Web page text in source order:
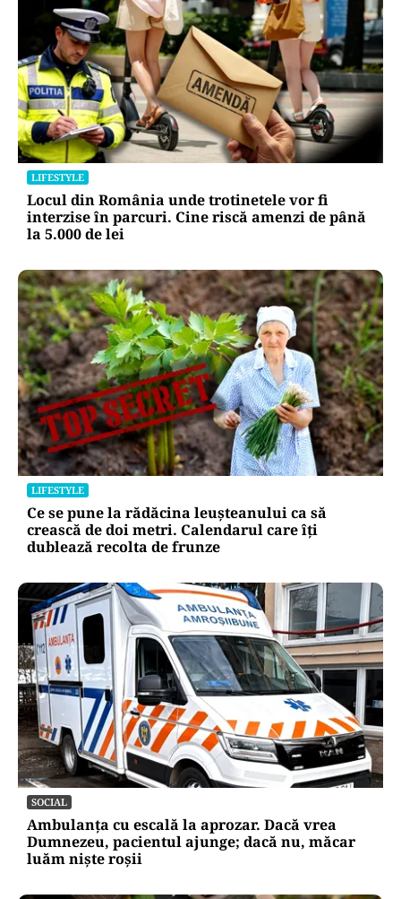
LIFESTYLE
Locul din România unde trotinetele vor fi
interzise în parcuri. Cine riscă amenzi de până
la 5.000 de lei
LIFESTYLE
Ce se pune la rădăcina leușteanului ca să
crească de doi metri. Calendarul care îți
dublează recolta de frunze
SOCIAL
Ambulanța cu escală la aprozar. Dacă vrea
Dumnezeu, pacientul ajunge; dacă nu, măcar
luăm niște roșii